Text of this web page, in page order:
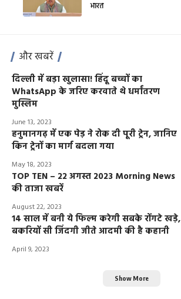
भारत
और खबरें
दिल्ली में बड़ा खुलासा! हिंदू बच्चों का
WhatsApp के जरिए करवाते थे धर्मांतरण
मुस्लिम
June 13, 2023
हनुमानगढ़ में एक पेड़ ने रोक दी पूरी ट्रेन, जानिए
किन ट्रेनों का मार्ग बदला गया
May 18, 2023
TOP TEN – 22 अगस्त 2023 Morning News
की ताजा खबरें
August 22, 2023
14 साल में बनी ये फिल्म करेगी सबके रोंगटे खड़े,
बकरियों सी जिंदगी जीते आदमी की है कहानी
April 9, 2023
Show More